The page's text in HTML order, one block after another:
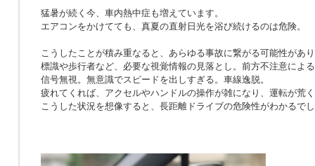
猛暑が続く今、車内熱中症も増えています。
エアコンをかけてても、真夏の直射日光を浴び続けるのは危険。
こうしたことが積み重なると、あらゆる事故に繋がる可能性があ
標識や歩行者など、必要な視覚情報の見落とし。前方不注意によ
信号無視。無意識でスピードを出しすぎる。車線逸脱。
疲れてくれば、アクセルやハンドルの操作が雑になり、運転が荒
こうした状況を想像すると、長距離ドライブの危険性がわかるで